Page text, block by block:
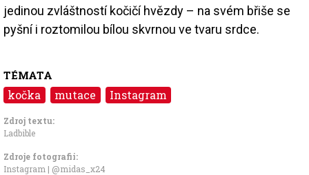
jedinou zvláštností kočičí hvězdy – na svém břiše se
pyšní i roztomilou bílou skvrnou ve tvaru srdce.
TÉMATA
kočka mutace Instagram
Zdroj textu:
Ladbible
Zdroje fotografii:
Instagram | @midas_x24